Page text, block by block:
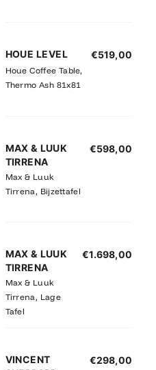
HOUE LEVEL
Houe Coffee Table,
Thermo Ash 81x81
€519,00
MAX & LUUK
TIRRENA
Max & Luuk
Tirrena, Bijzettafel
€598,00
MAX & LUUK
TIRRENA
Max & Luuk
Tirrena, Lage
Tafel
€1.698,00
VINCENT
€298,00